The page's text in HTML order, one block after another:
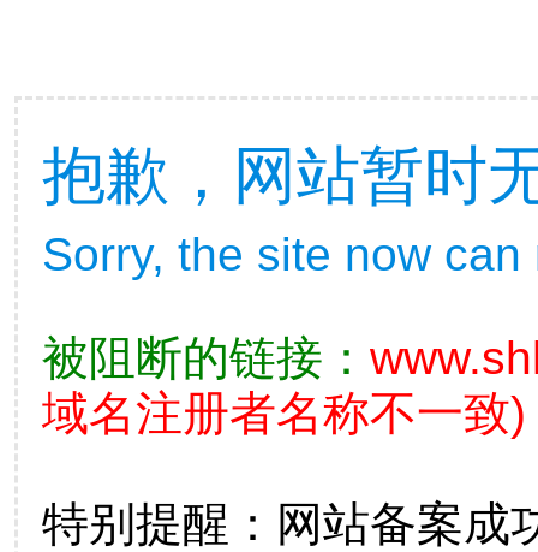
抱歉，网站暂时
Sorry, the site now
被阻断的链接：
域名注册者名称不一致)
特别提醒：网站备案成